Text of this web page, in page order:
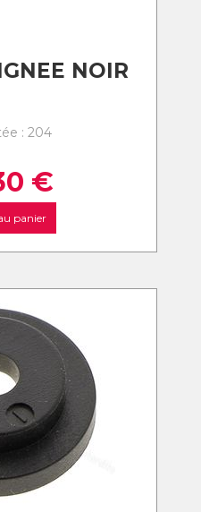
NOIR
: 204
€
panier